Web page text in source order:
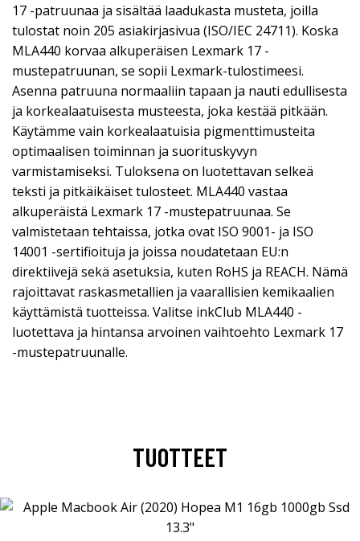
17 -patruunaa ja sisältää laadukasta musteta, joilla
tulostat noin 205 asiakirjasivua (ISO/IEC 24711). Koska
MLA440 korvaa alkuperäisen Lexmark 17 -
mustepatruunan, se sopii Lexmark-tulostimeesi.
Asenna patruuna normaaliin tapaan ja nauti edullisesta
ja korkealaatuisesta musteesta, joka kestää pitkään.
Käytämme vain korkealaatuisia pigmenttimusteita
optimaalisen toiminnan ja suorituskyvyn
varmistamiseksi. Tuloksena on luotettavan selkeä
teksti ja pitkäikäiset tulosteet. MLA440 vastaa
alkuperäistä Lexmark 17 -mustepatruunaa. Se
valmistetaan tehtaissa, jotka ovat ISO 9001- ja ISO
14001 -sertifioituja ja joissa noudatetaan EU:n
direktiivejä sekä asetuksia, kuten RoHS ja REACH. Nämä
rajoittavat raskasmetallien ja vaarallisien kemikaalien
käyttämistä tuotteissa. Valitse inkClub MLA440 -
luotettava ja hintansa arvoinen vaihtoehto Lexmark 17
-mustepatruunalle.
TUOTTEET